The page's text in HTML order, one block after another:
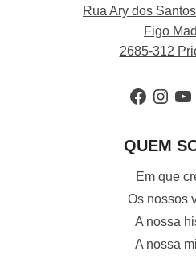
Rua Ary dos
Figo
2685-312
Facebook
QUEM
Em que
Os nossos
A nossa
A nossa